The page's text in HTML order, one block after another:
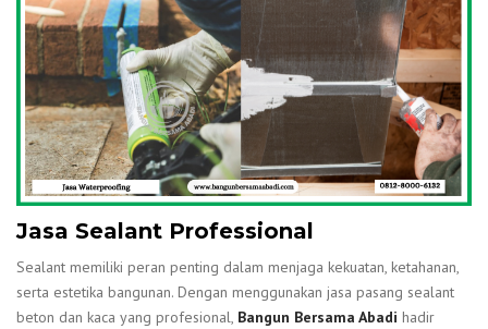
Jasa Sealant Professional
Sealant memiliki peran penting dalam menjaga kekuatan, ketahanan,
serta estetika bangunan. Dengan menggunakan jasa pasang sealant
beton dan kaca yang profesional, Bangun Bersama Abadi hadir